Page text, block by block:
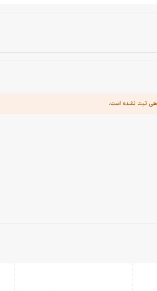
ثبت نشده است.